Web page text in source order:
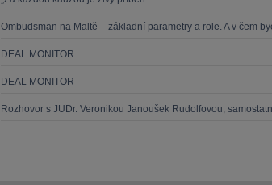
Ombudsman na Maltě – základní parametry a role. A v čem
DEAL MONITOR
DEAL MONITOR
Rozhovor s JUDr. Veronikou Janoušek Rudolfovou,